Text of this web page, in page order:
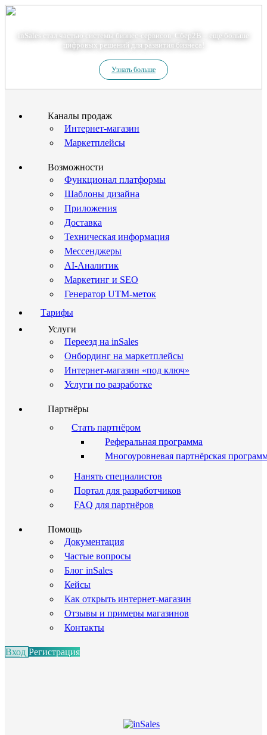
inSales стал частью системы бизнес-сервисов. Сбер2В – еще больше
цифровых решений для развития бизнеса!
Узнать больше
Каналы продаж
Интернет-магазин
Маркетплейсы
Возможности
Функционал платформы
Шаблоны дизайна
Приложения
Доставка
Техническая информация
Мессенджеры
AI-Аналитик
Маркетинг и SEO
Генератор UTM-меток
Тарифы
Услуги
Переезд на inSales
Онбординг на маркетплейсы
Интернет-магазин «под ключ»
Услуги по разработке
Партнёры
Стать партнёром
Реферальная программа
Многоуровневая партнёрская
Нанять специалистов
Портал для разработчиков
FAQ для партнёров
Помощь
Документация
Частые вопросы
Блог inSales
Кейсы
Как открыть интернет-магазин
Отзывы и примеры магазинов
Контакты
Вход Регистрация